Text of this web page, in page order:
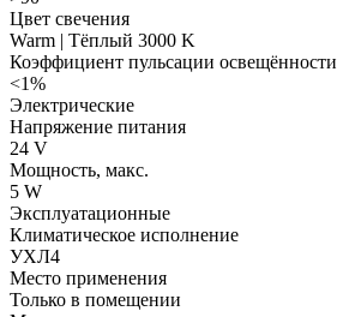
Цвет свечения
Warm | Тёплый 3000 K
Коэффициент пульсации освещённости
<1%
Электрические
Напряжение питания
24 V
Мощность, макс.
5 W
Эксплуатационные
Климатическое исполнение
УХЛ4
Место применения
Только в помещении